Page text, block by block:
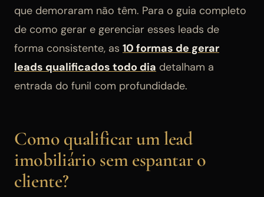
que demoraram não têm. Para o guia completo
de como gerar e gerenciar esses leads de
forma consistente, as 10 formas de gerar
leads qualificados todo dia detalham a
entrada do funil com profundidade.
Como qualificar um lead
imobiliário sem espantar o
cliente?